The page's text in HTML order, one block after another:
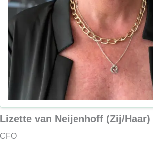
Lizette van Neijenhoff (Zij/Haar)
CFO